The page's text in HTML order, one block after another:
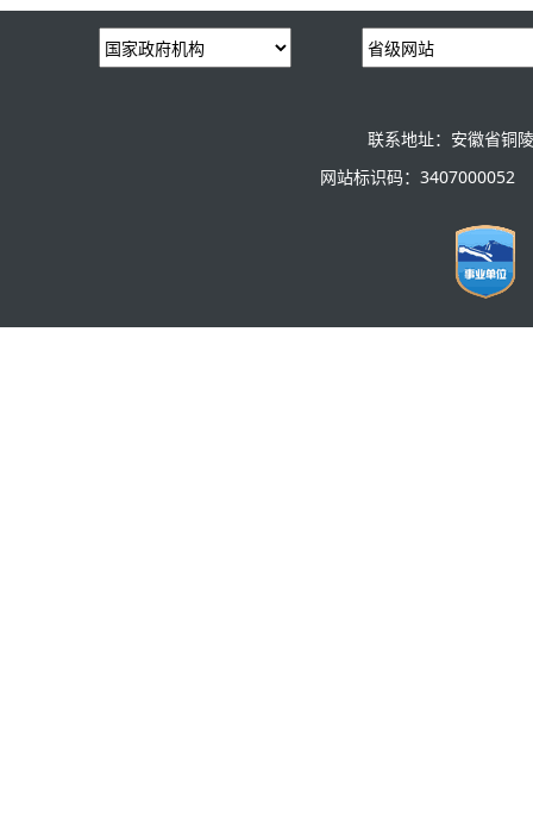
联系地址：安徽省铜
网站标识码：3407000052